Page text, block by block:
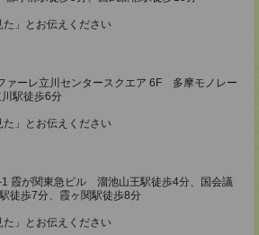
」とお伝えください
ァーレ立川センタースクエア 6F 多摩モノレー
駅徒歩6分
」とお伝えください
霞が関東急ビル 溜池山王駅徒歩4分、国会議
徒歩7分、霞ヶ関駅徒歩8分
」とお伝えください